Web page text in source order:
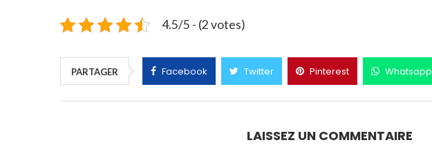
4.5/5 - (2 votes)
PARTAGER Facebook Twitter Pinterest Whatsapp
LAISSEZ UN COMMENTAIRE